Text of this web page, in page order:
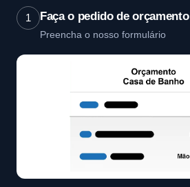
1 Faça o pedido de orçamento
Preencha o nosso formulário